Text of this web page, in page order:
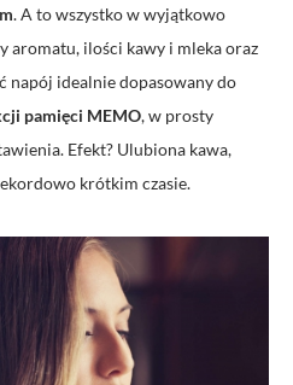
. A to wszystko w wyjątkowo
aromatu, ilości kawy i mleka oraz
napój idealnie dopasowany do
pamięci MEMO, w prosty
Efekt? Ulubiona kawa,
krótkim czasie.